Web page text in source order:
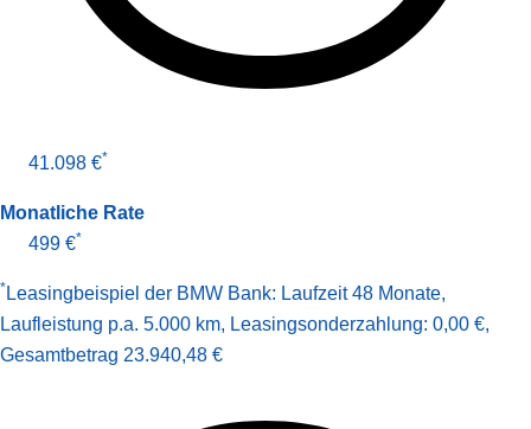
41.098 €*
Monatliche Rate
499 €*
* Leasingbeispiel der BMW Bank: Laufzeit 48 Monate,
Laufleistung p.a. 5.000 km, Leasingsonderzahlung: 0,00 €,
Gesamt­betrag 23.940,48 €